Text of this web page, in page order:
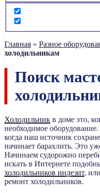
Главная » Разное
холодильникам
Поиск
Холодильник в доме это,
необходимое
когда наш источник
начинает барахлить. Это
Начинаем судорожно
искать в Интернете
холодильников индезит,
ремонт холодильников.